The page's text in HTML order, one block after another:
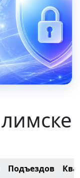
Подъездов